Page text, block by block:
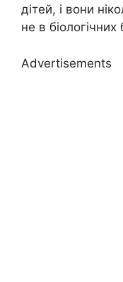
дітей, і вони
не в біологічних
Advertisements